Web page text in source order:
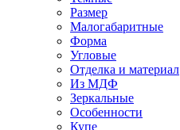
Размер
Малогабаритные
Форма
Угловые
Отделка и материал
Из МДФ
Зеркальные
Особенности
Купе